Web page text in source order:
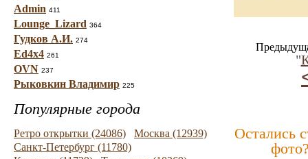
Admin 411
Lounge_Lizard 364
Гудков А.И. 274
Ed4x4 261
OVN 237
Рыковкин Владимир 225
Популярные города
Ретро открытки (24086)
Москва (12939)
Санкт-Петербург (11780)
"
Остались